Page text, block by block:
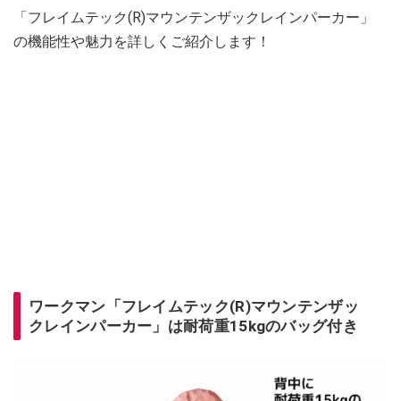
「フレイムテック(R)マウンテンザックレインパーカー」
の機能性や魅力を詳しくご紹介します！
ワークマン「フレイムテック(R)マウンテンザッ
クレインパーカー」は耐荷重15kgのバッグ付き